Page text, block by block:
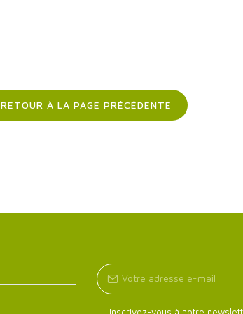
RETOUR À LA PAGE PRÉCÉDENTE
Inscrivez-vous à notre